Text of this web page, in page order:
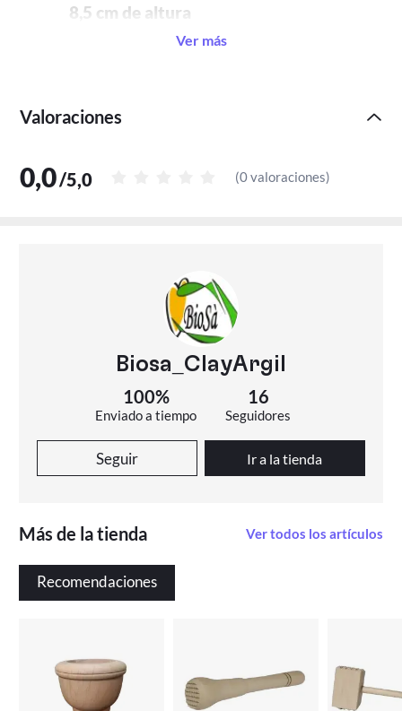
              8,5 cm de altura
Los morteros pueden variar unos milímetros
creados a mano es difícil que sean exactos.
Apto para el lavaplatos.
Ver más
Valoraciones
0,0/5,0 (0 valoraciones)
Biosa_ClayArgil
100%
Enviado a tiempo
16
Seguidores
Seguir Ir a la tienda
Más de la tienda Ver todos los artículos
Recomendaciones